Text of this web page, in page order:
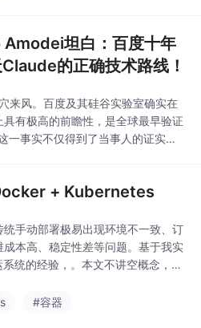
坦白：百度十年
的正确技术路线！
来风。百度及其硅谷实验室确实在
有极高的前瞻性，是全球最早验证
一事实不仅得到了当事人的证实，
+ Kubernetes
手动部署极易出现环境不一致、订
本高、稳定性差等问题。基于我实
统的经验，。本文不讲空概念，全
#容器